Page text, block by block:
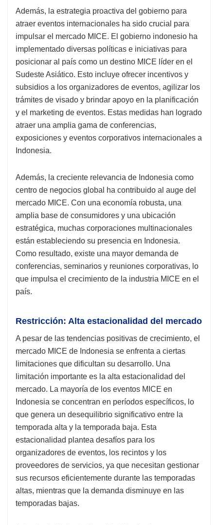
Además, la estrategia proactiva del gobierno para
atraer eventos internacionales ha sido crucial para
impulsar el mercado MICE. El gobierno indonesio ha
implementado diversas políticas e iniciativas para
posicionar al país como un destino MICE líder en el
Sudeste Asiático. Esto incluye ofrecer incentivos y
subsidios a los organizadores de eventos, agilizar los
trámites de visado y brindar apoyo en la planificación
y el marketing de eventos. Estas medidas han logrado
atraer una amplia gama de conferencias,
exposiciones y eventos corporativos internacionales a
Indonesia.
Además, la creciente relevancia de Indonesia como
centro de negocios global ha contribuido al auge del
mercado MICE. Con una economía robusta, una
amplia base de consumidores y una ubicación
estratégica, muchas corporaciones multinacionales
están estableciendo su presencia en Indonesia.
Como resultado, existe una mayor demanda de
conferencias, seminarios y reuniones corporativas, lo
que impulsa el crecimiento de la industria MICE en el
país.
Restricción: Alta estacionalidad del mercado
A pesar de las tendencias positivas de crecimiento, el
mercado MICE de Indonesia se enfrenta a ciertas
limitaciones que dificultan su desarrollo. Una
limitación importante es la alta estacionalidad del
mercado. La mayoría de los eventos MICE en
Indonesia se concentran en períodos específicos, lo
que genera un desequilibrio significativo entre la
temporada alta y la temporada baja. Esta
estacionalidad plantea desafíos para los
organizadores de eventos, los recintos y los
proveedores de servicios, ya que necesitan gestionar
sus recursos eficientemente durante las temporadas
altas, mientras que la demanda disminuye en las
temporadas bajas.